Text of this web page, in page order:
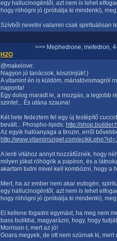
egy hallucinogéntől, azt nem is lehet
hogy röhögni jó (próbálja ki mindenki),
Szívből nevetni valamin csak spirituálisan
>>> Mephedrone, mefedron,
H2O
@makelove:
Nagyon jó tanácsok, köszönjük!:)
A vitamint én is küldöm, máriatövismagról
naponta!
Egy dolog maradt le, a mozgás, a legjobb
szintet... És utána szauna!
Két hete fedeztem fel egy új testépítő
bevált... Phospho-lipids: http://
Az egyik hatóanyaga a tirozin, erről
http://www.vitaminsziget.com/
A lenti vitához annyit hozzáfűznék, hogy
milyen jókat röhögök a papíron, és a
akartam tudni mivel kell kombózni, hogy a
Mert, ha az ember nem akar eutogén,
egy hallucinogéntől, azt nem is lehet
hogy röhögni jó (próbálja ki mindenki),
El kellene fogadni egymást, ha meg nem
bass bulikba, magyarázni, hogy, hogy
Morrison-t, mert az jó!
Goara megyek, de ott nem szúrnak ki, mert